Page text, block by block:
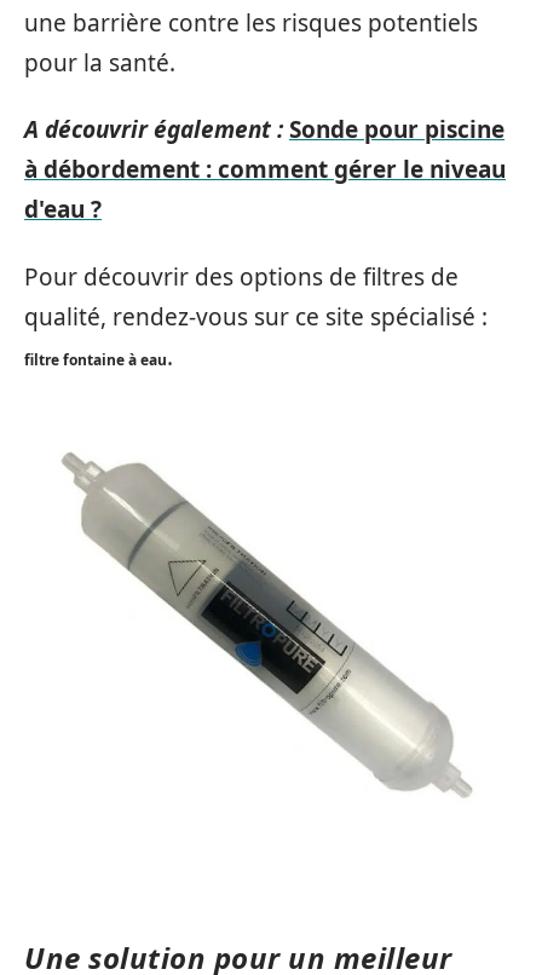
une barrière contre les risques potentiels
pour la santé.
A découvrir également :Sonde pour piscine
à débordement : comment gérer le niveau
d'eau ?
Pour découvrir des options de filtres de
qualité, rendez-vous sur ce site spécialisé :
filtre fontaine à eau.
Une solution pour un meilleur